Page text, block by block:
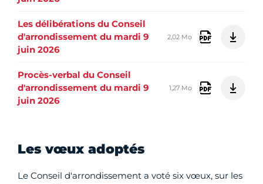
Les délibérations du Conseil
d'arrondissement du mardi 9
juin 2026
2,02 Mo
Procès-verbal du Conseil
d'arrondissement du mardi 9
juin 2026
1,27 Mo
Les vœux adoptés
Le Conseil d'arrondissement a voté six vœux, sur les